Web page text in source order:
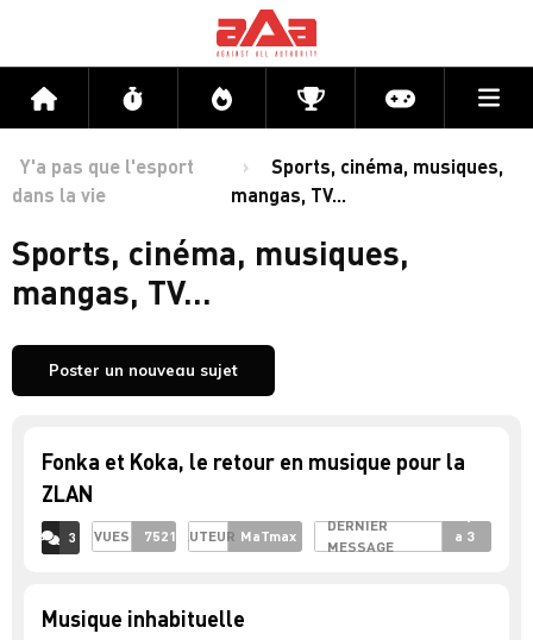
Accueil Flux Directs CompétitionsActu jeux
Y'a pas que l'esport
dans la vie
Sports, cinéma, musiques,
mangas, TV...
Sports, cinéma, musiques,
mangas, TV...
Poster un nouveau sujet
Fonka et Koka, le retour en musique pour la
ZLAN
ACCÉDER AUX
3
COMMENTAIRES
VUES 7521 AUTEUR MaTmax
DERNIER
MESSAGE
a 3
ans
Musique inhabituelle